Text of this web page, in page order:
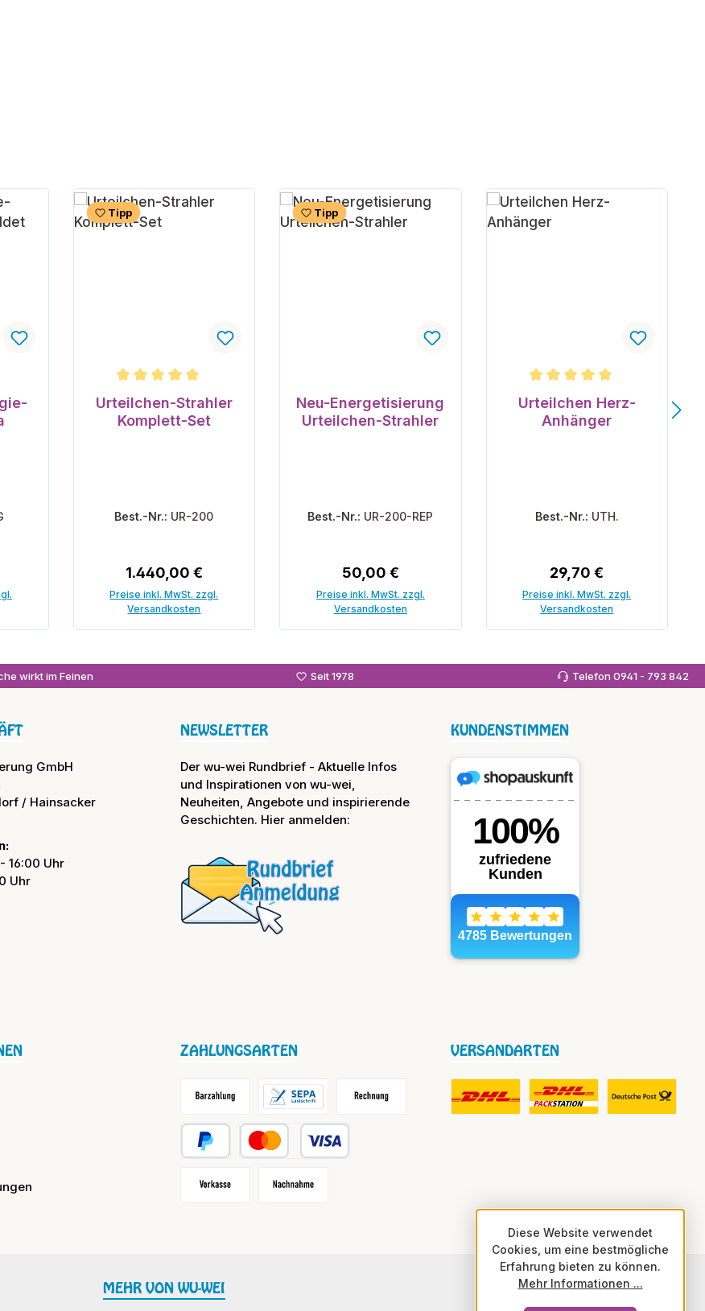
von 5 von 5 Sternen
Tipp
Durchschnittliche Bewertung von 5 von 5 Sternen
Urteilchen-Strahler
Komplett-Set
Best.-Nr.: UR-200
Regulärer Preis:
1.440,00 €
Preise inkl. MwSt. zzgl.
Versandkosten
Tipp
Neu-Energetisierung
Urteilchen-Strahler
Best.-Nr.: UR-200-REP
Regulärer Preis:
50,00 €
Preise inkl. MwSt. zzgl.
Versandkosten
Durchschnittliche Bewertung
Urteilchen Herz-
Anhänger
Best.-Nr.: UTH.
Regulärer Preis:
29,70 €
Preise inkl. MwSt. zzgl.
Versandkosten
wirkt im Feinen Seit 1978 Telefon 0941 - 793 842
NEWSLETTER
Der wu-wei Rundbrief - Aktuelle Infos
und Inspirationen von wu-wei,
Neuheiten, Angebote und inspirierende
Geschichten. Hier anmelden:
KUNDENSTIMMEN
GmbH
/ Hainsacker
16:00 Uhr
Uhr
ZAHLUNGSARTEN
Lastschrift Rechnung
Barzahlung / Versandkostenfrei
VERSANDARTEN
MEHR VON WU-WEI
Diese Website verwendet
Cookies, um eine bestmögliche
Erfahrung bieten zu können.
Mehr Informationen ...